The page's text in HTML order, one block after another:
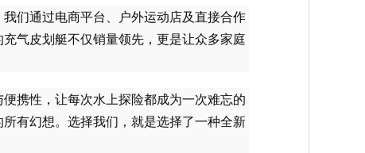
们通过电商平台、户外运动店及直接合作
气皮划艇不仅销量领先，更是让众多家庭
携性，让每次水上探险都成为一次难忘的
有幻想。选择我们，就是选择了一种全新